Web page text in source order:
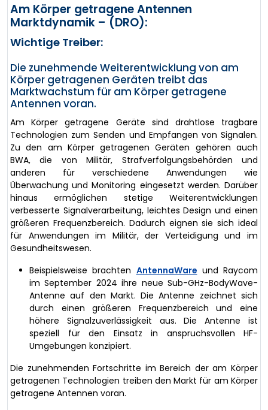
Am Körper getragene Antennen
Marktdynamik – (DRO):
Wichtige Treiber:
Die zunehmende Weiterentwicklung von am
Körper getragenen Geräten treibt das
Marktwachstum für am Körper getragene
Antennen voran.
Am Körper getragene Geräte sind drahtlose tragbare
Technologien zum Senden und Empfangen von Signalen.
Zu den am Körper getragenen Geräten gehören auch
BWA, die von Militär, Strafverfolgungsbehörden und
anderen für verschiedene Anwendungen wie
Überwachung und Monitoring eingesetzt werden. Darüber
hinaus ermöglichen stetige Weiterentwicklungen
verbesserte Signalverarbeitung, leichtes Design und einen
größeren Frequenzbereich. Dadurch eignen sie sich ideal
für Anwendungen im Militär, der Verteidigung und im
Gesundheitswesen.
Beispielsweise brachten AntennaWare und Raycom
im September 2024 ihre neue Sub-GHz-BodyWave-
Antenne auf den Markt. Die Antenne zeichnet sich
durch einen größeren Frequenzbereich und eine
höhere Signalzuverlässigkeit aus. Die Antenne ist
speziell für den Einsatz in anspruchsvollen HF-
Umgebungen konzipiert.
Die zunehmenden Fortschritte im Bereich der am Körper
getragenen Technologien treiben den Markt für am Körper
getragene Antennen voran.